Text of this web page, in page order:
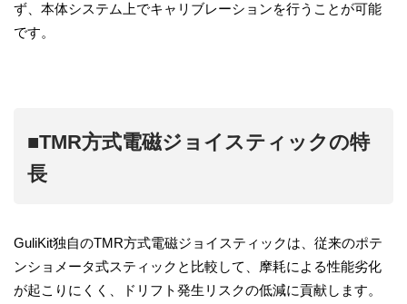
ず、本体システム上でキャリブレーションを行うことが可能
です。
■TMR方式電磁ジョイスティックの特
長
GuliKit独自のTMR方式電磁ジョイスティックは、従来のポテ
ンショメータ式スティックと比較して、摩耗による性能劣化
が起こりにくく、ドリフト発生リスクの低減に貢献します。